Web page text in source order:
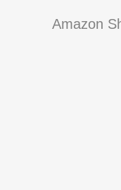
Amazon